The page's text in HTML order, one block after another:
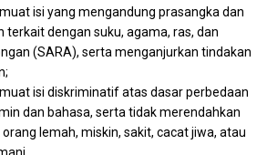
isi yang mengandung prasangka dan
terkait dengan suku, agama, ras, dan
(SARA), serta menganjurkan tindakan
isi diskriminatif atas dasar perbedaan
dan bahasa, serta tidak merendahkan
lemah, miskin, sakit, cacat jiwa, atau